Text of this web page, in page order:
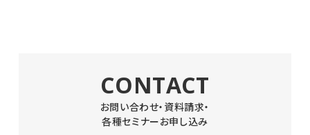
CONTACT
お問い合わせ・資料請求・
各種セミナーお申し込み